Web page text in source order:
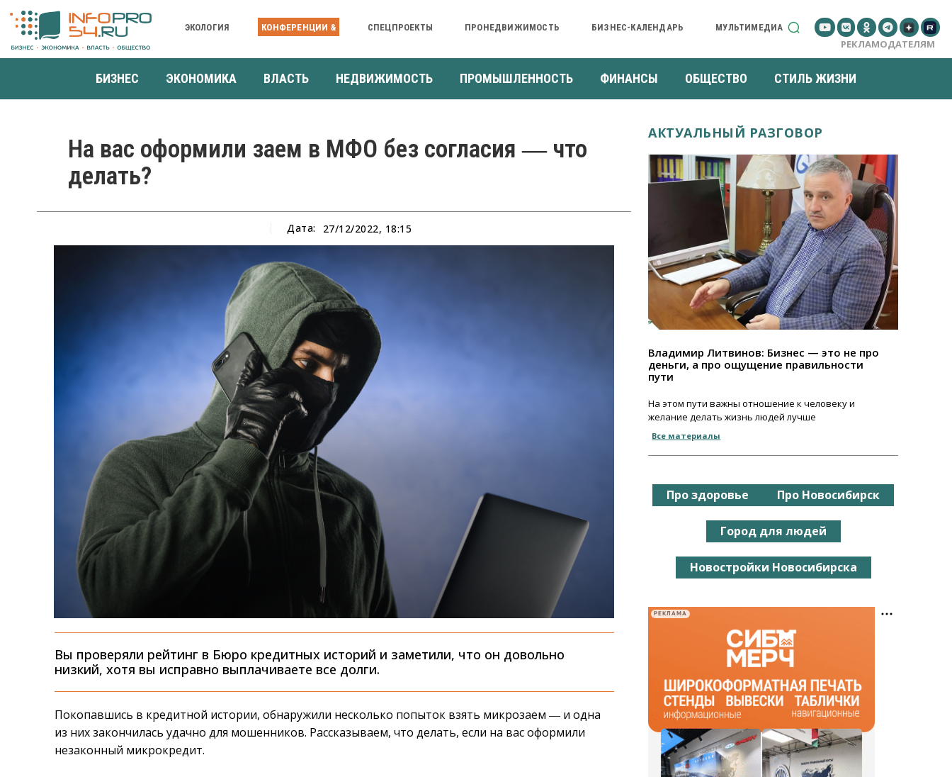
ЭКОЛОГИЯ КОНФЕРЕНЦИИ & СПЕЦПРОЕКТЫ ПРОНЕДВИЖИМОСТЬ БИЗНЕС-КАЛЕНДАРЬ МУЛЬТИМЕДИА
РЕКЛАМОДАТЕЛЯМ
БИЗНЕС ЭКОНОМИКА ВЛАСТЬ НЕДВИЖИМОСТЬ ПРОМЫШЛЕННОСТЬ ФИНАНСЫ ОБЩЕСТВО СТИЛЬ ЖИЗНИ
На вас оформили заем в МФО без согласия ― что
делать?
Дата: 27/12/2022, 18:15
Вы проверяли рейтинг в Бюро кредитных историй и заметили, что он довольно
низкий, хотя вы исправно выплачиваете все долги.
Покопавшись в кредитной истории, обнаружили несколько попыток взять микрозаем ― и одна
из них закончилась удачно для мошенников. Рассказываем, что делать, если на вас оформили
незаконный микрокредит.
АКТУАЛЬНЫЙ РАЗГОВОР
Владимир Литвинов: Бизнес — это не про
деньги, а про ощущение правильности
пути
На этом пути важны отношение к человеку и
желание делать жизнь людей лучше
Все материалы
Про здоровье Про Новосибирск
Город для людей
Новостройки Новосибирска
РЕКЛАМА